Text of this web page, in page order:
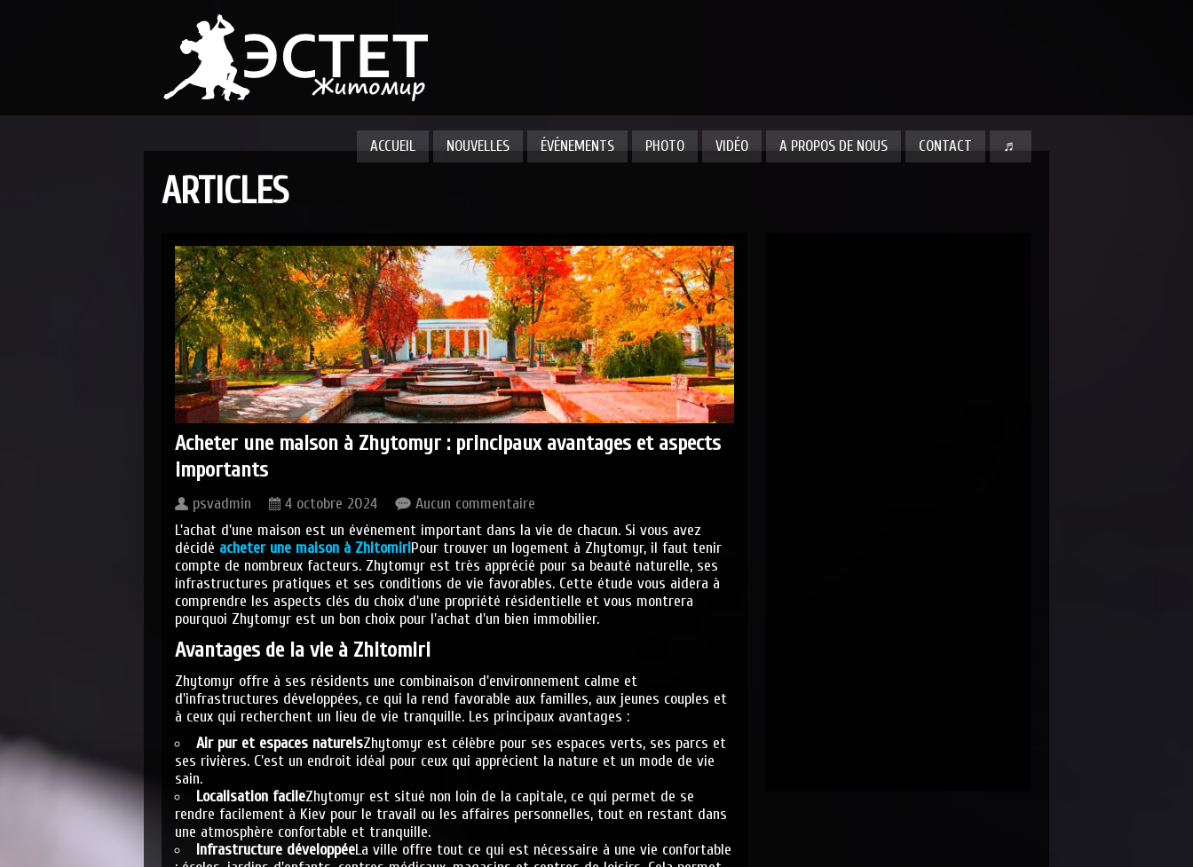
ACCUEIL NOUVELLES ÉVÉNEMENTS PHOTO VIDÉO A PROPOS DE NOUS CONTACT ♬
ARTICLES
Acheter une maison à Zhytomyr : principaux avantages et aspects
importants
psvadmin 4 octobre 2024
Aucun commentaire
L'achat d'une maison est un événement important dans la vie de chacun. Si vous avez
décidé acheter une maison à ZhitomiriPour trouver un logement à Zhytomyr, il faut tenir
compte de nombreux facteurs. Zhytomyr est très apprécié pour sa beauté naturelle, ses
infrastructures pratiques et ses conditions de vie favorables. Cette étude vous aidera à
comprendre les aspects clés du choix d'une propriété résidentielle et vous montrera
pourquoi Zhytomyr est un bon choix pour l'achat d'un bien immobilier.
Avantages de la vie à Zhitomiri
Zhytomyr offre à ses résidents une combinaison d'environnement calme et
d'infrastructures développées, ce qui la rend favorable aux familles, aux jeunes couples et
à ceux qui recherchent un lieu de vie tranquille. Les principaux avantages :
Air pur et espaces naturelsZhytomyr est célèbre pour ses espaces verts, ses parcs et
ses rivières. C'est un endroit idéal pour ceux qui apprécient la nature et un mode de vie
sain.
Localisation facileZhytomyr est situé non loin de la capitale, ce qui permet de se
rendre facilement à Kiev pour le travail ou les affaires personnelles, tout en restant dans
une atmosphère confortable et tranquille.
Infrastructure développéeLa ville offre tout ce qui est nécessaire à une vie confortable